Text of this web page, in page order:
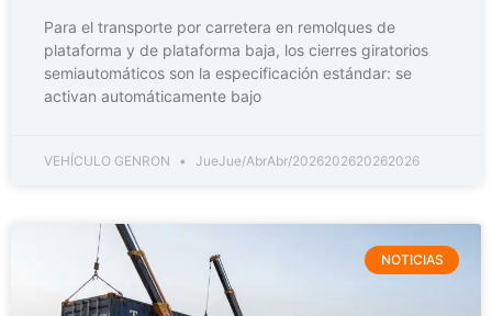
Para el transporte por carretera en remolques de
plataforma y de plataforma baja, los cierres giratorios
semiautomáticos son la especificación estándar: se
activan automáticamente bajo
VEHÍCULO GENRON JueJue/AbrAbr/2026202620262026
NOTICIAS